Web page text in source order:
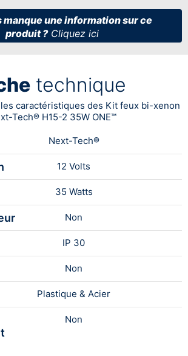
manque une information sur ce
produit ? Cliquez ici
technique
caractéristiques des Kit feux bi-xenon
Tech® H15-2 35W ONE™
Next-Tech®
12 Volts
35 Watts
Non
IP 30
Non
Plastique & Acier
Non